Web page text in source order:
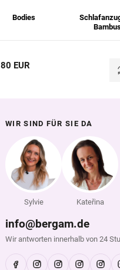
Bodies
EUR
WIR SIND FÜR SIE DA
Sylvie Kateřina
info@bergam.de
Wir antworten innerhalb von 24